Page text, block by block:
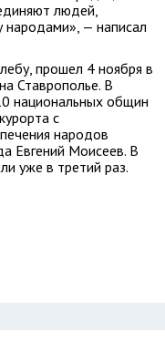
людей,
— написал
прошел 4 ноября в
Ставрополье. В
национальных общин
с
народов
Евгений Моисеев. В
уже в третий раз.